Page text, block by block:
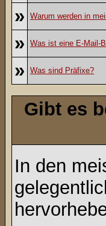
» Warum werden in
» Was ist eine E-Mail-
» Was sind Präfixe?
Gibt es
In den